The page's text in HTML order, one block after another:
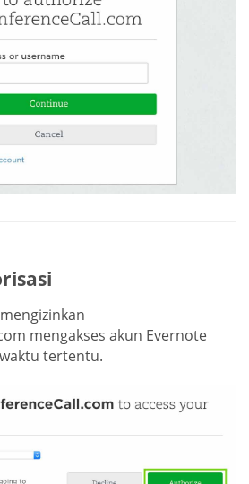
mengakses akun Evernote
tertentu.